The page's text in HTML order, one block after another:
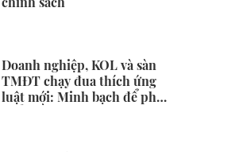
Doanh nghiệp, KOL và sàn
TMĐT chạy đua thích ứng
luật mới: Minh bạch để phát